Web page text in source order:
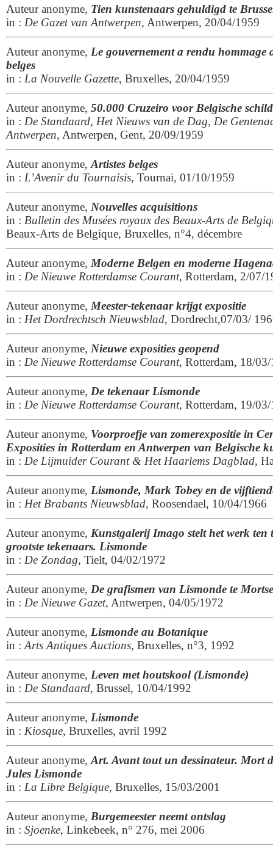
Auteur anonyme, Tien kunstenaars gehuldigd te
in : De Gazet van Antwerpen, Antwerpen, 20/04/1959
Auteur anonyme, Le gouvernement a rendu hommage
belges
in : La Nouvelle Gazette, Bruxelles, 20/04/1959
Auteur anonyme, 50.000 Cruzeiro voor Belgische
in : De Standaard, Het Nieuws van de Dag, De
Antwerpen, Antwerpen, Gent, 20/09/1959
Auteur anonyme, Artistes belges
in : L’Avenir du Tournaisis, Tournai, 01/10/1959
Auteur anonyme, Nouvelles acquisitions
in : Bulletin des Musées royaux des Beaux-Arts de
Beaux-Arts de Belgique, Bruxelles, n°4, décembre
Auteur anonyme, Moderne Belgen en moderne
in : De Nieuwe Rotterdamse Courant, Rotterdam, 2/07/
Auteur anonyme, Meester-tekenaar krijgt expositie
in : Het Dordrechtsch Nieuwsblad, Dordrecht,07/03/
Auteur anonyme, Nieuwe exposities geopend
in : De Nieuwe Rotterdamse Courant, Rotterdam, 18/
Auteur anonyme, De tekenaar Lismonde
in : De Nieuwe Rotterdamse Courant, Rotterdam, 19/
Auteur anonyme, Voorproefje van zomerexpositie in
Exposities in Rotterdam en Antwerpen van Belgische
in : De Lijmuider Courant & Het Haarlems Dagblad,
Auteur anonyme, Lismonde, Mark Tobey en de
in : Het Brabants Nieuwsblad, Roosendael, 10/04/1966
Auteur anonyme, Kunstgalerij Imago stelt het werk ten
grootste tekenaars. Lismonde
in : De Zondag, Tielt, 04/02/1972
Auteur anonyme, De grafismen van Lismonde te
in : De Nieuwe Gazet, Antwerpen, 04/05/1972
Auteur anonyme, Lismonde au Botanique
in : Arts Antiques Auctions, Bruxelles, n°3, 1992
Auteur anonyme, Leven met houtskool (Lismonde)
in : De Standaard, Brussel, 10/04/1992
Auteur anonyme, Lismonde
in : Kiosque, Bruxelles, avril 1992
Auteur anonyme, Art. Avant tout un dessinateur. Mort
Jules Lismonde
in : La Libre Belgique, Bruxelles, 15/03/2001
Auteur anonyme, Burgemeester neemt ontslag
in : Sjoenke, Linkebeek, n° 276, mei 2006